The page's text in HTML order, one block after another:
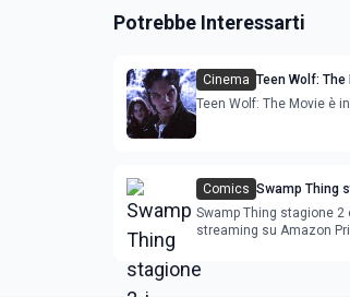
Potrebbe Interessarti
Cinema Teen Wolf:
Teen Wolf: The Movie è
Comics Swamp Thing
serie tv
Swamp Thing stagione
streaming su